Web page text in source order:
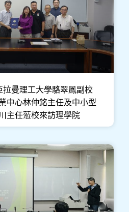
拉曼理工大學駱翠鳳副校
中心林仲銘主任及中小型
主任蒞校來訪理學院